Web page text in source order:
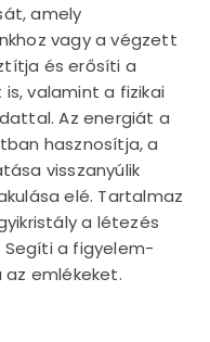
amely
vagy a végzett
és erősíti a
valamint a fizikai
Az energiát a
hasznosítja, a
visszanyúlik
elé. Tartalmaz
a létezés
a figyelem-
emlékeket.